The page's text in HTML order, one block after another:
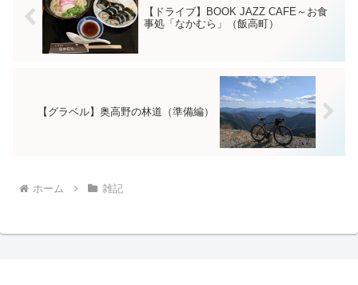
【ドライブ】BOOK JAZZ CAFE～お食
事処「なかむら」（飯高町）
【グラベル】奥高野の林道（準備編）
ホーム 雑記